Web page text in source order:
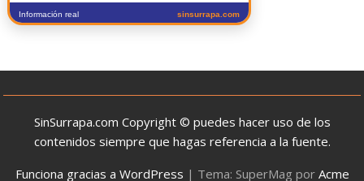
Información real sinsurrapa.com
SinSurrapa.com Copyright © puedes hacer uso de los
contenidos siempre que hagas referencia a la fuente.
Funciona gracias a WordPress | Tema: SuperMag por Acme